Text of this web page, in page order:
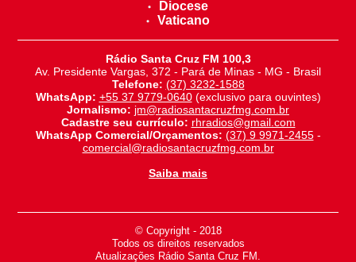
Diocese
Vaticano
Rádio Santa Cruz FM 100,3
Av. Presidente Vargas, 372 - Pará de Minas - MG - Brasil
Telefone: (37) 3232-1588
WhatsApp: +55 37 9779-0640(exclusivo para ouvintes)
Jornalismo: jm@radiosantacruzfmg.com.br
Cadastre seu currículo: rhradios@gmail.com
WhatsApp Comercial/Orçamentos: (37) 9 9971-2455-
comercial@radiosantacruzfmg.com.br
Saiba mais
© Copyright - 2018
-
Todos os direitos reservados
-
Atualizações Rádio Santa Cruz FM.